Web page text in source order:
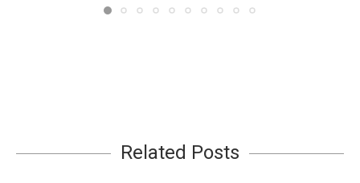
Related Posts